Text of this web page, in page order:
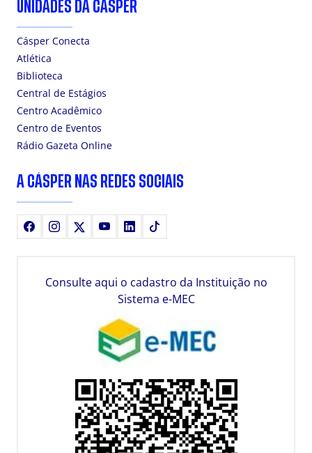
UNIDADES DA CÁSPER
Cásper Conecta
Atlética
Biblioteca
Central de Estágios
Centro Acadêmico
Centro de Eventos
Rádio Gazeta Online
A CÁSPER NAS REDES SOCIAIS
FacebookInstagram YoutubeLinkedIn
Consulte aqui o cadastro da Instituição no
Sistema e-MEC